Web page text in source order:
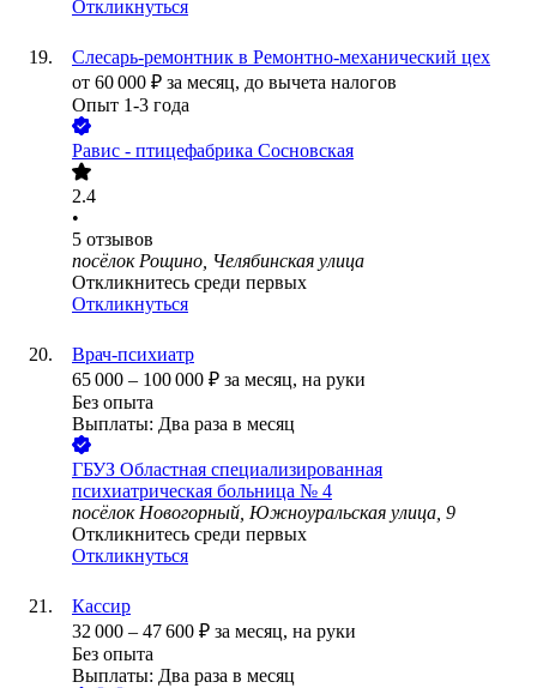
Откликнуться
Слесарь-ремонтник в Ремонтно-механический цех
от 60 000 ₽ за месяц, до вычета налогов
Опыт 1-3 года
Равис - птицефабрика Сосновская
2.4
•
5 отзывов
посёлок Рощино, Челябинская улица
Откликнитесь среди первых
Откликнуться
Врач-психиатр
65 000 – 100 000 ₽ за месяц, на руки
Без опыта
Выплаты: Два раза в месяц
ГБУЗ Областная специализированная
психиатрическая больница № 4
посёлок Новогорный, Южноуральская улица, 9
Откликнитесь среди первых
Откликнуться
Кассир
32 000 – 47 600 ₽ за месяц, на руки
Без опыта
Выплаты: Два раза в месяц